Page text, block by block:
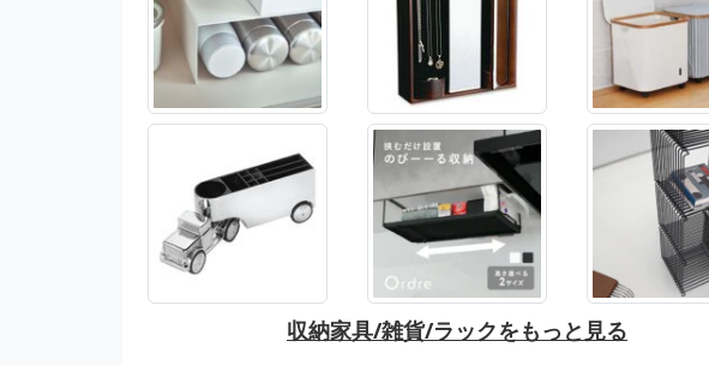
収納家具/雑貨/ラックをもっと見る